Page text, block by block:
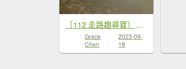
［112 走路趣尋寶］（13）：八二三紀念公園
Grace
Chen
2023-09-
18